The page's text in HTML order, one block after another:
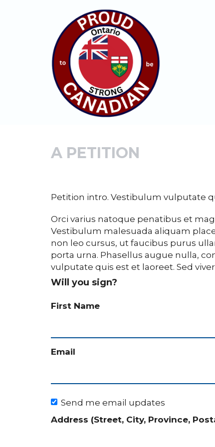
A PETITION
Petition intro. Vestibulum vulputate
Orci varius natoque penatibus et
Vestibulum malesuada aliquam
non leo cursus, ut faucibus purus
porta urna. Phasellus augue nulla,
vulputate quis est et laoreet. Sed
Will you sign?
First Name
Email
Send me email updates
Address (Street, City, Province,